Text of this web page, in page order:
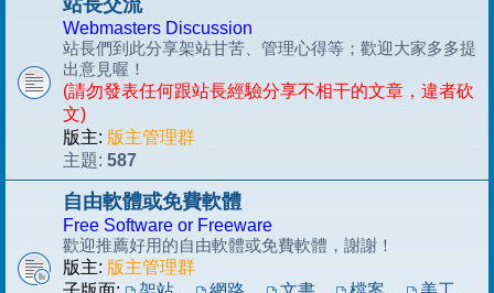
站長交流
Webmasters Discussion
站長們到此分享架站甘苦、管理心得等；歡迎大家多多提
出意見喔！
(請勿發表任何跟站長經驗分享不相干的文章，違者砍
文)
版主: 版主管理群
主題: 587
自由軟體或免費軟體
Free Software or Freeware
歡迎推薦好用的自由軟體或免費軟體，謝謝！
版主: 版主管理群